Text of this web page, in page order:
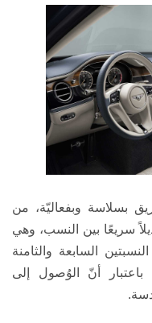
بسلاسة وبفعاليّة، من
سريعًا بين النسب، وهي
النسبتين السابعة والثامنة
أنّ الوُصول إلى